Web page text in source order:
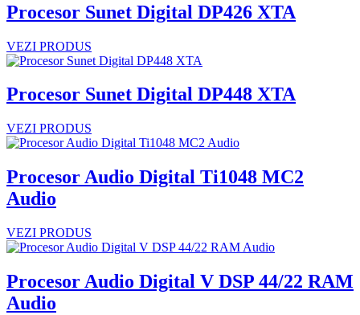
Procesor Sunet Digital DP426 XTA
VEZI PRODUS
Procesor Sunet Digital DP448 XTA
VEZI PRODUS
Procesor Audio Digital Ti1048 MC2
Audio
VEZI PRODUS
Procesor Audio Digital V DSP 44/22 RAM
Audio